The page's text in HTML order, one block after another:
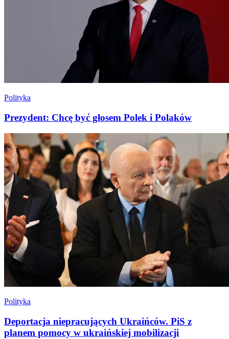
Polityka
Prezydent: Chcę być głosem Polek i Polaków
Polityka
Deportacja niepracujących Ukraińców. PiS z
planem pomocy w ukraińskiej mobilizacji